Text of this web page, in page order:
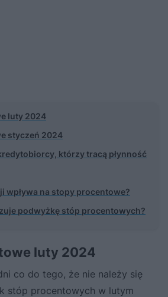
luty 2024
styczeń 2024
którzy tracą płynność
wpływa na stopy procentowe?
podwyżkę stóp procentowych?
luty 2024
co do tego, że nie należy się
stóp procentowych w lutym